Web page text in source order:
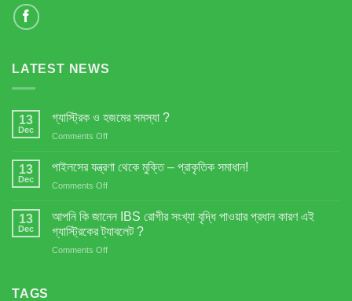
LATEST NEWS
13
Dec
গ্যাস্ট্রিক ও হজমের সমস্যা ?
Comments Offon
ও
13
Dec
পাইলসের যন্ত্রণা থেকে মুক্তি – প্রাকৃতিক সমাধান!
Comments Offon
যন্ত্রণা
মুক্তি
–
13
Dec
আপনি কি জানেন IBS রোগীর সংখ্যা বৃদ্ধি পাওয়ার প্রধান কারণ এই
গ্যাস্ট্রিকের ট্যাবলেট ?
Comments Offon
TAGS